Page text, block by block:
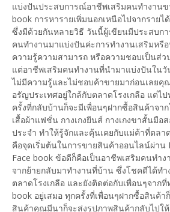
แบ่งปันประสบการณ์อาชีพเสริมคนทำงาน
book การหารายเพิ่มนอกเหนือไปจากรายไ
ซึ่งมีด้วยกันหลายวิธี วันนี้ผู้เขียนมีประสบก
คนทำงานมาแบ่งปันค่ะการทำงานเสริมหรื
ความรู้ความสามารถ หรือความชอบเป็นส่ว
แต่อาชีพเสริมคนทำงานที่นำมาแบ่งปันใน
ไม่มีความรู้และไม่ชอบค้าขายมาก่อนเลยคุ
อรัญประเทศอยู่ใกล้กับตลาดโรงเกลือ แต่ไ
ครั้งที่กลับบ้านก็จะมีเพื่อนๆฝากซื้อสินค้าจาก
เสื้อผ้าแฟชั่น กางเกงยีนส์ กางเกงขาสั้นมือ
ประจำ ทำให้รู้จักและคุ้นเคยกับแม่ค้าที่ตลา
คือจุดเริ่มต้นในการขายสินค้าออนไลน์ผ่าน
Face book ข้อดีก็คือเป็นอาชีพเสริมคนทำ
จากย้ายกลับมาทำงานที่บ้าน ซึ่งโชคดีได้ท
ตลาดโรงเกลือ และยังติดต่อกับเพื่อนๆจากที่
book อยู่เสมอ ทุกครั้งที่เพื่อนๆฝากซื้อสินค้า
สินค้าคุณมีนาก็จะส่งรูปภาพสินค้ากลับไปให้